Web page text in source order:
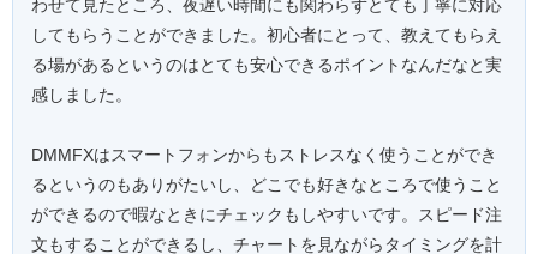
わせて見たところ、夜遅い時間にも関わらずとても丁寧に対応
してもらうことができました。初心者にとって、教えてもらえ
る場があるというのはとても安心できるポイントなんだなと実
感しました。
DMMFXはスマートフォンからもストレスなく使うことができ
るというのもありがたいし、どこでも好きなところで使うこと
ができるので暇なときにチェックもしやすいです。スピード注
文もすることができるし、チャートを見ながらタイミングを計